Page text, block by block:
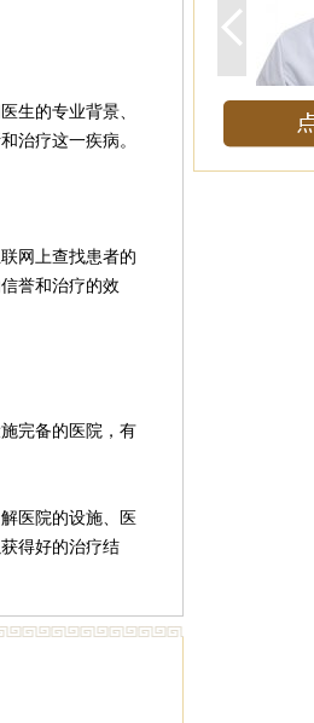
生的专业背景、
治疗这一疾病。
网上查找患者的
誉和治疗的效
完备的医院，有
医院的设施、医
得好的治疗结